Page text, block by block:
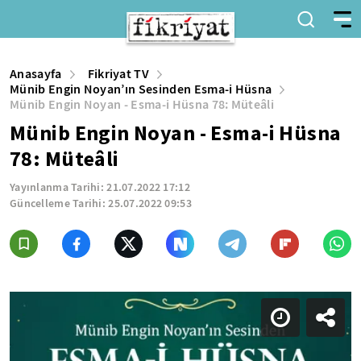
Anasayfa
Fikriyat TV
Münib Engin Noyan’ın Sesinden Esma-i Hüsna
Münib Engin Noyan - Esma-i Hüsna 78: Müteâli
Münib Engin Noyan - Esma-i Hüsna
78: Müteâli
Yayınlanma Tarihi:21.07.2022 17:12
Güncelleme Tarihi:25.07.2022 09:53